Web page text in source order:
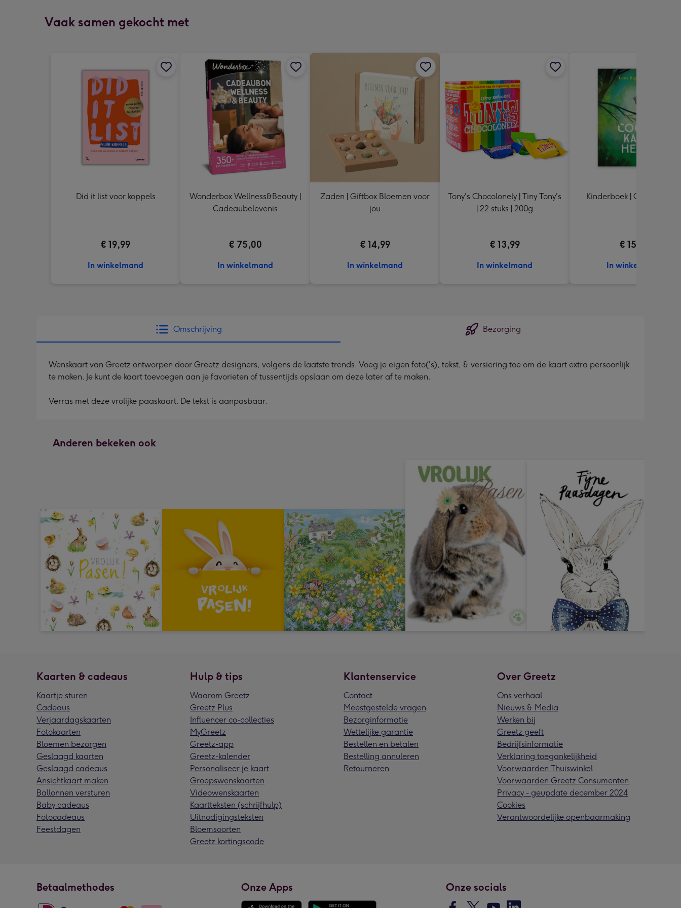
mm
Vaak samen gekocht met
Did it list voor koppels
€ 19,99
In winkelmand
Wonderbox Wellness&Beauty |
Cadeaubelevenis
€ 75,00
In winkelmand
Zaden | Giftbox Bloemen voor
jou
€ 14,99
In winkelmand
Tony's Chocolonely | Tiny Tony's
| 22 stuks | 200g
€ 13,99
In winkelmand
Kinderboek | Coco kan
€ 15,99
In winkelmand
Omschrijving Bezorging
Wenskaart van Greetz ontworpen door Greetz designers, volgens de laatste trends. Voeg je eigen foto('s), tekst, & versiering toe om de kaart extra persoonlijk
te maken. Je kunt de kaart toevoegen aan je favorieten of tussentijds opslaan om deze later af te maken.
Verras met deze vrolijke paaskaart. De tekst is aanpasbaar.
Anderen bekeken ook
Kaarten & cadeaus
Kaartje sturen
Cadeaus
Verjaardagskaarten
Fotokaarten
Bloemen bezorgen
Geslaagd kaarten
Geslaagd cadeaus
Ansichtkaart maken
Ballonnen versturen
Baby cadeaus
Fotocadeaus
Feestdagen
Hulp & tips
Waarom Greetz
Greetz Plus
Influencer co-collecties
MyGreetz
Greetz-app
Greetz-kalender
Personaliseer je kaart
Groepswenskaarten
Videowenskaarten
Kaartteksten (schrijfhulp)
Uitnodigingsteksten
Bloemsoorten
Greetz kortingscode
Klantenservice
Contact
Meestgestelde vragen
Bezorginformatie
Wettelijke garantie
Bestellen en betalen
Bestelling annuleren
Retourneren
Over Greetz
Ons verhaal
Nieuws & Media
Werken bij
Greetz geeft
Bedrijfsinformatie
Verklaring toegankelijkheid
Voorwaarden Thuiswinkel
Voorwaarden Greetz Consumenten
Privacy - geupdate december 2024
Cookies
Verantwoordelijke openbaarmaking
Betaalmethodes Onze Apps Onze socials